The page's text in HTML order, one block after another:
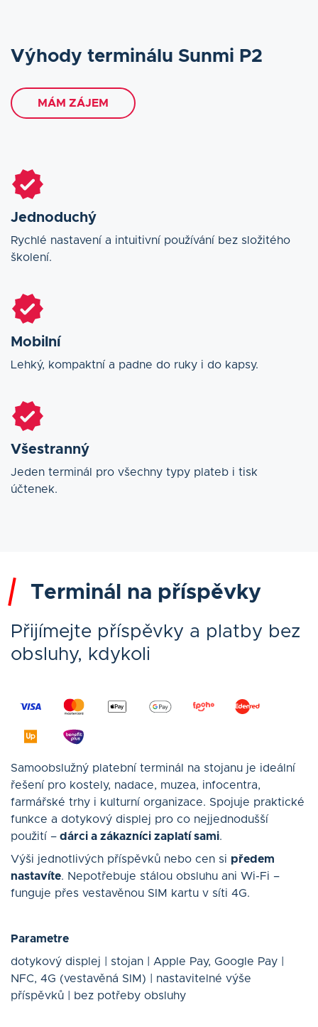
Výhody terminálu Sunmi P2
MÁM ZÁJEM
Jednoduchý
Rychlé nastavení a intuitivní používání bez složitého
školení.
Mobilní
Lehký, kompaktní a padne do ruky i do kapsy.
Všestranný
Jeden terminál pro všechny typy plateb i tisk
účtenek.
Terminál na příspěvky
Přijímejte příspěvky a platby bez
obsluhy, kdykoli
Samoobslužný platební terminál na stojanu je ideální
řešení pro kostely, nadace, muzea, infocentra,
farmářské trhy i kulturní organizace. Spojuje praktické
funkce a dotykový displej pro co nejjednodušší
použití – dárci a zákazníci zaplatí sami.
Výši jednotlivých příspěvků nebo cen si předem
nastavíte. Nepotřebuje stálou obsluhu ani Wi-Fi –
funguje přes vestavěnou SIM kartu v síti 4G.
Parametre
dotykový displej | stojan | Apple Pay, Google Pay |
NFC, 4G (vestavěná SIM) | nastavitelné výše
příspěvků | bez potřeby obsluhy